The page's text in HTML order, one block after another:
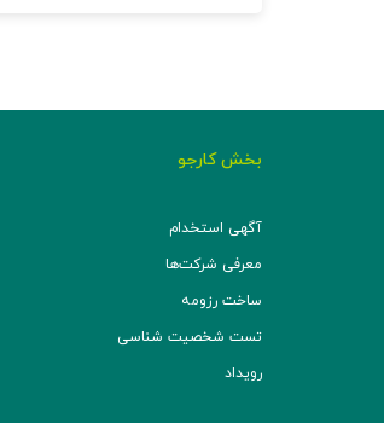
بخش کارجو
آگهی استخدام
معرفی شرکت‌ها
ساخت رزومه
تست شخصیت شناسی
رویداد